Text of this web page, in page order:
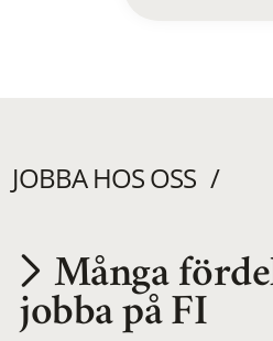
JOBBA HOS OSS
Utvecklas på
Många
jobba på FI